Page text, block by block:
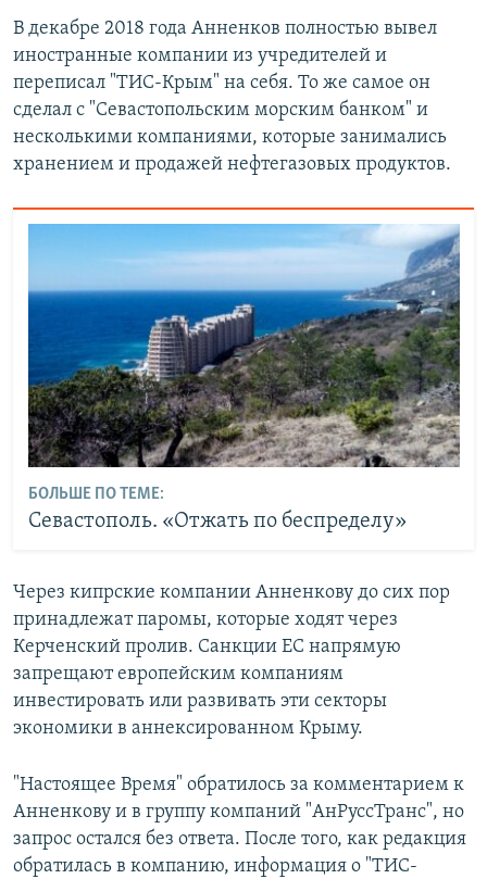
В декабре 2018 года Анненков полностью вывел
иностранные компании из учредителей и
переписал "ТИС-Крым" на себя. То же самое он
сделал с "Севастопольским морским банком" и
несколькими компаниями, которые занимались
хранением и продажей нефтегазовых продуктов.
БОЛЬШЕ ПО ТЕМЕ:
Севастополь. «Отжать по беспределу»
Через кипрские компании Анненкову до сих пор
принадлежат паромы, которые ходят через
Керченский пролив. Санкции ЕС напрямую
запрещают европейским компаниям
инвестировать или развивать эти секторы
экономики в аннексированном Крыму.
"Настоящее Время" обратилось за комментарием к
Анненкову и в группу компаний "АнРуссТранс", но
запрос остался без ответа. После того, как редакция
обратилась в компанию, информация о "ТИС-